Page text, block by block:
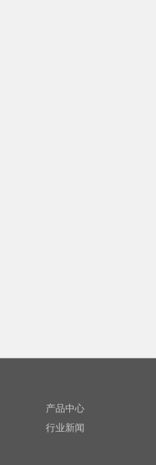
产品中心
行业新闻